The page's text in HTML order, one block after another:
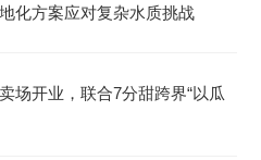
化方案应对复杂水质挑战
场开业，联合7分甜跨界“以瓜